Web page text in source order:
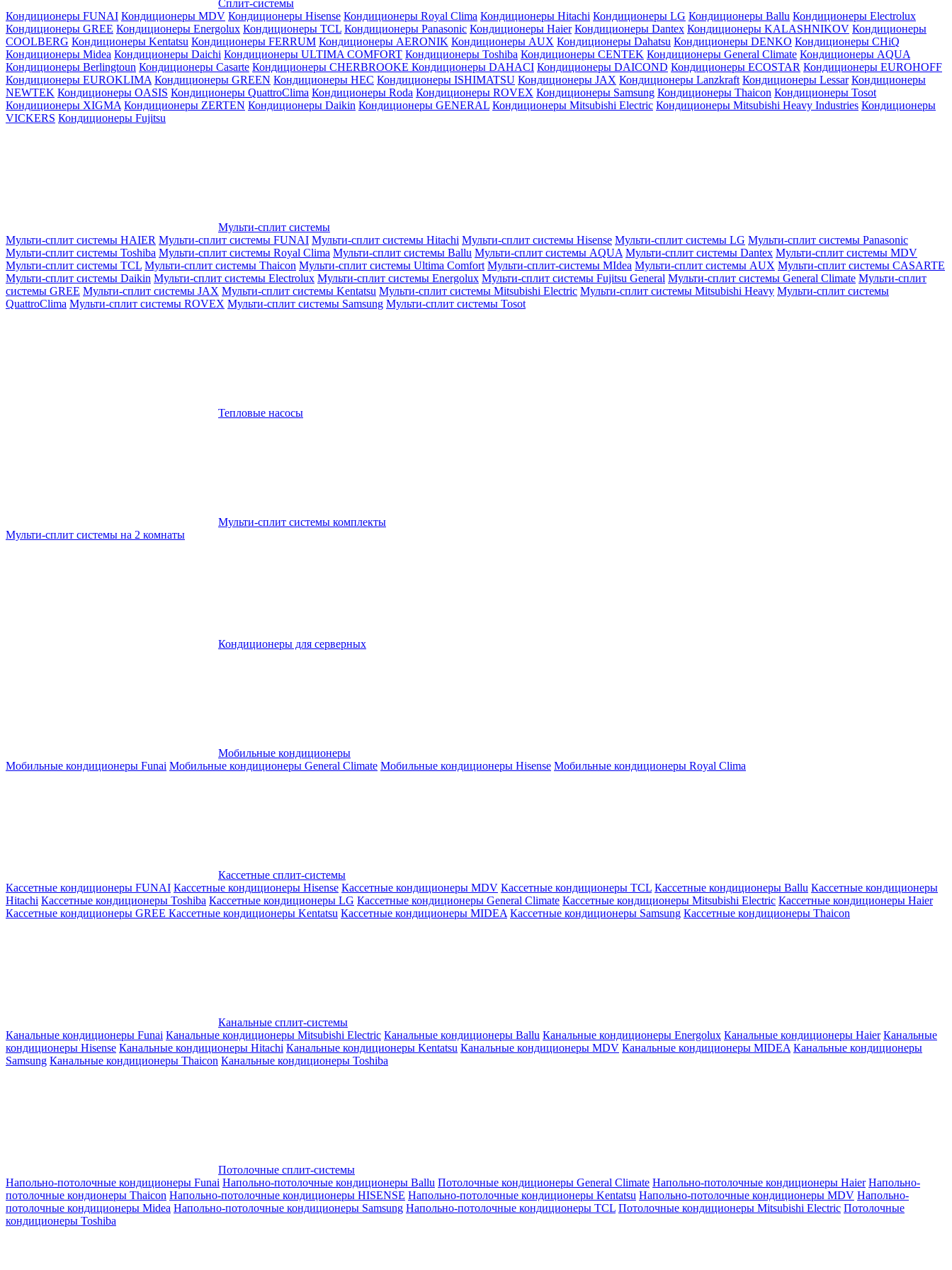
Сплит-системы
Кондиционеры FUNAI Кондиционеры MDV Кондиционеры Hisense Кондиционеры Royal Clima Кондиционеры Hitachi Кондиционеры LG Кондиционеры Ballu Кондиционеры Electrolux
Кондиционеры GREE Кондиционеры Energolux Кондиционеры TCL Кондиционеры Panasonic Кондиционеры Haier Кондиционеры Dantex Кондиционеры KALASHNIKOV Кондиционеры
СOOLBERG Кондиционеры Kentatsu Кондиционеры FERRUM Кондиционеры AERONIK Кондиционеры AUX Кондиционеры Dahatsu Кондиционеры DENKO Кондиционеры CHiQ
Кондиционеры Midea Кондиционеры Daichi Кондиционеры ULTIMA COMFORT Кондиционеры Toshiba Кондиционеры CENTEK Кондиционеры General Climate Кондиционеры AQUA
Кондиционеры Berlingtoun Кондиционеры Casarte Кондиционеры CHERBROOKE Кондиционеры DAHACI Кондиционеры DAICOND Кондиционеры ECOSTAR Кондиционеры EUROHOFF
Кондиционеры EUROKLIMA Кондиционеры GREEN Кондиционеры HEC Кондиционеры ISHIMATSU Кондиционеры JAX Кондиционеры Lanzkraft Кондиционеры Lessar Кондиционеры
NEWTEK Кондиционеры OASIS Кондиционеры QuattroClima Кондиционеры Roda Кондиционеры ROVEX Кондиционеры Samsung Кондиционеры Thaicon Кондиционеры Tosot
Кондиционеры XIGMA Кондиционеры ZERTEN Кондиционеры Daikin Кондиционеры GENERAL Кондиционеры Mitsubishi Electric Кондиционеры Mitsubishi Heavy Industries Кондиционеры
VICKERS Кондиционеры Fujitsu
Мульти-сплит системы
Мульти-сплит системы HAIER Мульти-сплит системы FUNAI Мульти-сплит системы Hitachi Мульти-сплит системы Hisense Мульти-сплит системы LG Мульти-сплит системы Panasonic
Мульти-сплит системы Toshiba Мульти-сплит системы Royal Clima Мульти-сплит системы Ballu Мульти-сплит системы AQUA Мульти-сплит системы Dantex Мульти-сплит системы MDV
Мульти-сплит системы TCL Мульти-сплит системы Thaicon Мульти-сплит системы Ultima Comfort Мульти-сплит-системы MIdea Мульти-сплит системы AUX Мульти-сплит системы CASARTE
Мульти-сплит системы Daikin Мульти-сплит системы Electrolux Мульти-сплит системы Energolux Мульти-сплит системы Fujitsu General Мульти-сплит системы General Climate Мульти-сплит
системы GREE Мульти-сплит системы JAX Мульти-сплит системы Kentatsu Мульти-сплит системы Mitsubishi Electric Мульти-сплит системы Mitsubishi Heavy Мульти-сплит системы
QuattroClima Мульти-сплит системы ROVEX Мульти-сплит системы Samsung Мульти-сплит системы Tosot
Тепловые насосы
Мульти-сплит системы комплекты
Мульти-сплит системы на 2 комнаты
Кондиционеры для серверных
Мобильные кондиционеры
Мобильные кондиционеры Funai Мобильные кондиционеры General Climate Мобильные кондиционеры Hisense Мобильные кондиционеры Royal Clima
Кассетные сплит-системы
Кассетные кондиционеры FUNAI Кассетные кондиционеры Hisense Кассетные кондиционеры MDV Кассетные кондиционеры TCL Кассетные кондиционеры Ballu Кассетные кондиционеры
Hitachi Кассетные кондиционеры Toshiba Кассетные кондиционеры LG Кассетные кондиционеры General Climate Кассетные кондиционеры Mitsubishi Electric Кассетные кондиционеры Haier
Кассетные кондиционеры GREE Кассетные кондиционеры Kentatsu Кассетные кондиционеры MIDEA Кассетные кондиционеры Samsung Кассетные кондиционеры Thaicon
Канальные сплит-системы
Канальные кондиционеры Funai Канальные кондиционеры Mitsubishi Electric Канальные кондиционеры Ballu Канальные кондиционеры Energolux Канальные кондиционеры Haier Канальные
кондиционеры Hisense Канальные кондиционеры Hitachi Канальные кондиционеры Kentatsu Канальные кондиционеры MDV Канальные кондиционеры MIDEA Канальные кондиционеры
Samsung Канальные кондиционеры Thaicon Канальные кондиционеры Toshiba
Потолочные сплит-системы
Напольно-потолочные кондиционеры Funai Напольно-потолочные кондиционеры Ballu Потолочные кондиционеры General Climate Напольно-потолочные кондиционеры Haier Напольно-
потолочные кондионеры Thaicon Напольно-потолочные кондиционеры HISENSE Напольно-потолочные кондиционеры Kentatsu Напольно-потолочные кондиционеры MDV Напольно-
потолочные кондиционеры Midea Напольно-потолочные кондиционеры Samsung Напольно-потолочные кондиционеры TCL Потолочные кондиционеры Mitsubishi Electric Потолочные
кондиционеры Toshiba